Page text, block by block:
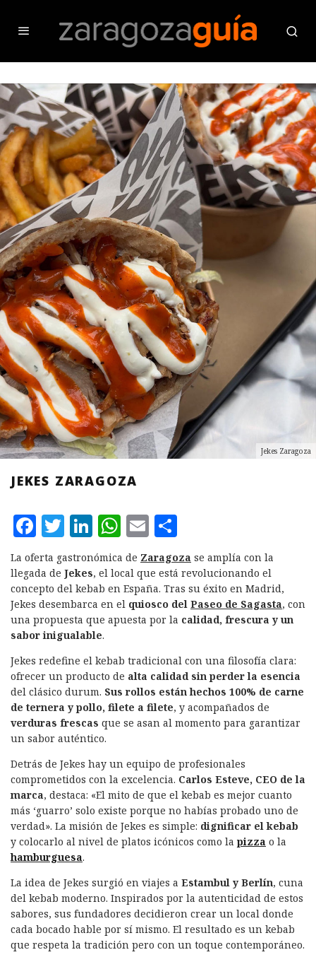
Jekes Zaragoza
JEKES ZARAGOZA
F
a
c
e
b
o
o
k
T
w
it
te
r
L
i
n
k
e
d
I
n
W
h
at
s
A
p
E
m
ai
l
o
m
p
a
ir
La oferta gastronómica de Zaragoza se amplía con la
llegada de Jekes, el local que está revolucionando el
concepto del kebab en España. Tras su éxito en Madrid,
Jekes desembarca en el quiosco del Paseo de Sagasta, con
una propuesta que apuesta por la calidad, frescura y un
sabor inigualable.
Jekes redefine el kebab tradicional con una filosofía clara:
ofrecer un producto de alta calidad sin perder la esencia
del clásico durum. Sus rollos están hechos 100% de carne
de ternera y pollo, filete a filete, y acompañados de
verduras frescas que se asan al momento para garantizar
un sabor auténtico.
Detrás de Jekes hay un equipo de profesionales
comprometidos con la excelencia. Carlos Esteve, CEO de la
marca, destaca: «El mito de que el kebab es mejor cuanto
más ‘guarro’ solo existe porque no habías probado uno de
verdad». La misión de Jekes es simple: dignificar el kebab
y colocarlo al nivel de platos icónicos como la pizza o la
hamburguesa.
La idea de Jekes surgió en viajes a Estambul y Berlín, cuna
del kebab moderno. Inspirados por la autenticidad de estos
sabores, sus fundadores decidieron crear un local donde
cada bocado hable por sí mismo. El resultado es un kebab
que respeta la tradición pero con un toque contemporáneo.